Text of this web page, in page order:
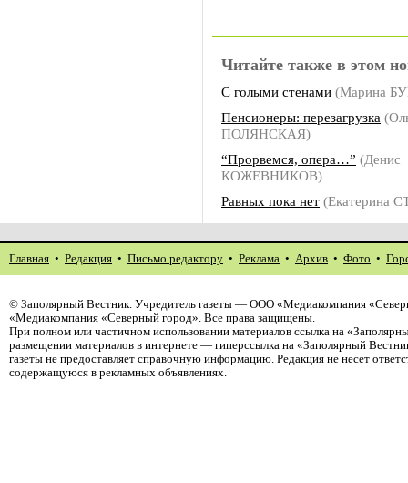
Читайте также в этом
С голыми стенами (Марина
Пенсионеры: перезагрузка
ПОЛЯНСКАЯ)
“Прорвемся, опера…” (Денис
КОЖЕВНИКОВ)
Равных пока нет (Екатерина
Главная • Редакция • Письмо редактору • Реклама • Архив • Фото •
© Заполярный Вестник. Учредитель газеты — ООО «Медиакомпания
«Медиакомпания «Северный город». Все права защищены.
При полном или частичном использовании материалов ссылка на
размещении материалов в интернете — гиперссылка на «Заполярный
газеты не предоставляет справочную информацию. Редакция не несет
содержащуюся в рекламных объявлениях.